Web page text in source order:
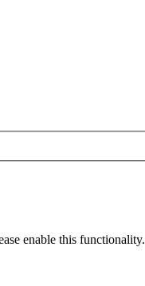
enable this functionality.